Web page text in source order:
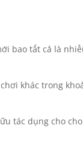
bao tất cả là
khác trong
tác dụng cho